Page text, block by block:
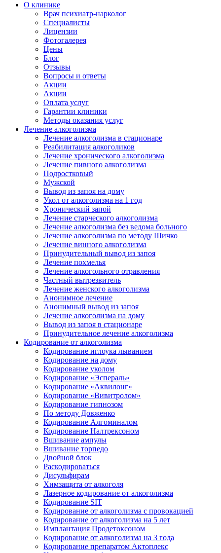
О клинике
Врач психиатр-нарколог
Специалисты
Лицензии
Фотогалерея
Цены
Блог
Отзывы
Вопросы и ответы
Акции
Акции
Оплата услуг
Гарантии клиники
Методы оказания услуг
Лечение алкоголизма
Лечение алкоголизма в стационаре
Реабилитация алкоголиков
Лечение хронического алкоголизма
Лечение пивного алкоголизма
Подростковый
Мужской
Вывод из запоя на дому
Укол от алкоголизма на 1 год
Хронический запой
Лечение старческого алкоголизма
Лечение алкоголизма без ведома больного
Лечение алкоголизма по методу Шичко
Лечение винного алкоголизма
Принудительный вывод из запоя
Лечение похмелья
Лечение алкогольного отравления
Частный вытрезвитель
Лечение женского алкоголизма
Анонимное лечение
Анонимный вывод из запоя
Лечение алкоголизма на дому
Вывод из запоя в стационаре
Принудительное лечение алкоголизма
Кодирование от алкоголизма
Кодирование иглоука лыванием
Кодирование на дому
Кодирование уколом
Кодирование «Эспераль»
Кодирование «Аквилонг»
Кодирование «Вивитролом»
Кодирование гипнозом
По методу Довженко
Кодирование Алгоминалом
Кодирование Налтрексоном
Вшивание ампулы
Вшивание торпедо
Двойной блок
Раскодироваться
Дисульфирам
Химзащита от алкоголя
Лазерное кодирование от алкоголизма
Кодирование SIT
Кодирование от алкоголизма с провокацией
Кодирование от алкоголизма на 5 лет
Имплантация Продетоксоном
Кодирование от алкоголизма на 3 года
Кодирование препаратом Актоплекс